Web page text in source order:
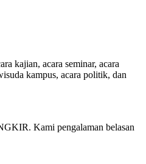
kajian, acara seminar, acara
kampus, acara politik, dan
Kami pengalaman belasan